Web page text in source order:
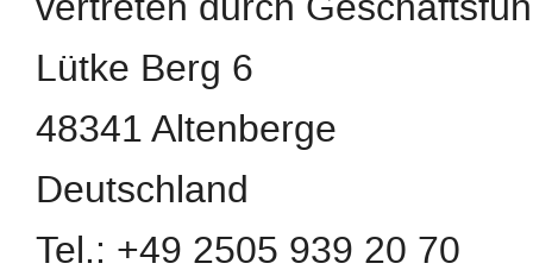
Lütke Berg 6
48341 Altenberge
Deutschland
Tel.: +49 2505 939 20 70